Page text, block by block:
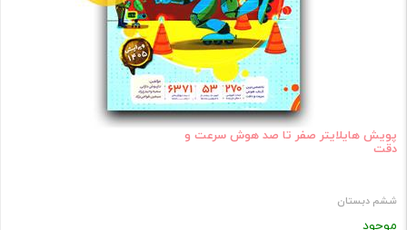
پویش هایلایتر صفر تا صد هوش سرعت و
دقت
ششم دبستان
موجود